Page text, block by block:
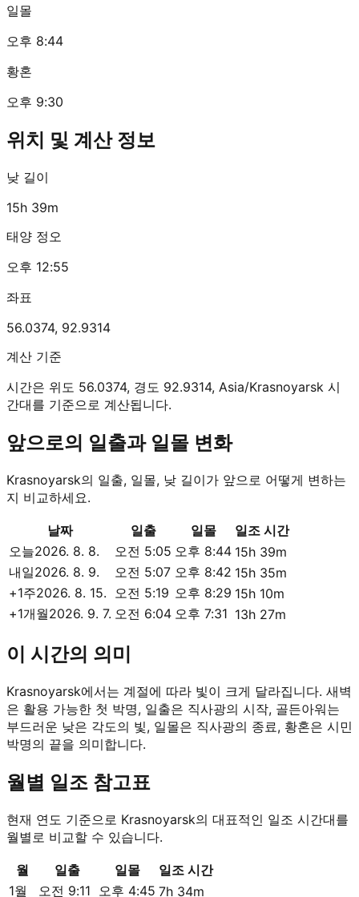
일몰
오후 8:44
황혼
오후 9:30
위치 및 계산 정보
낮 길이
15h 39m
태양 정오
오후 12:55
좌표
56.0374, 92.9314
계산 기준
시간은 위도 56.0374, 경도 92.9314, Asia/Krasnoyarsk 시
간대를 기준으로 계산됩니다.
앞으로의 일출과 일몰 변화
Krasnoyarsk의 일출, 일몰, 낮 길이가 앞으로 어떻게 변하는
지 비교하세요.
날짜 일출 일몰
일조 시간
오늘2026. 8. 8. 오전 5:05 오후 8:44 15h 39m
내일2026. 8. 9. 오전 5:07 오후 8:42 15h 35m
+1주2026. 8. 15. 오전 5:19 오후 8:29 15h 10m
+1개월2026. 9. 7. 오전 6:04 오후 7:31 13h 27m
이 시간의 의미
Krasnoyarsk에서는 계절에 따라 빛이 크게 달라집니다. 새벽
은 활용 가능한 첫 박명, 일출은 직사광의 시작, 골든아워는
부드러운 낮은 각도의 빛, 일몰은 직사광의 종료, 황혼은 시민
박명의 끝을 의미합니다.
월별 일조 참고표
현재 연도 기준으로 Krasnoyarsk의 대표적인 일조 시간대를
월별로 비교할 수 있습니다.
월 일출 일몰
일조 시간
1월
오전 9:11 오후 4:45 7h 34m